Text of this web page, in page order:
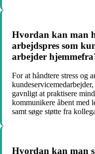
Hvordan kan man
arbejdspres som
arbejder
For at håndtere stress og
gavnligt at praktisere
kommunikere åbent med
samt søge støtte fra
Hvordan kan man